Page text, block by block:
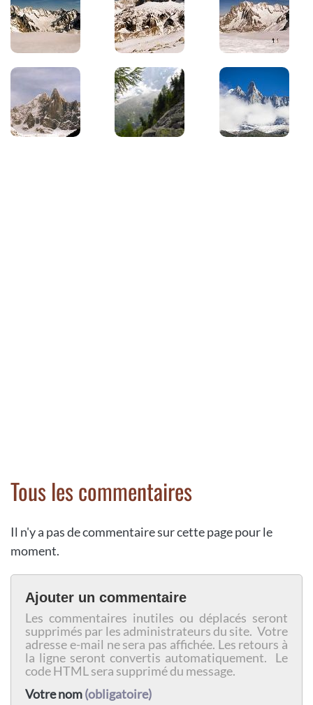
Tous les commentaires
Il n'y a pas de commentaire sur cette page pour le
moment.
Ajouter un commentaire
Les commentaires inutiles ou déplacés seront
supprimés par les administrateurs du site. Votre
adresse e-mail ne sera pas affichée. Les retours à
la ligne seront convertis automatiquement. Le
code HTML sera supprimé du message.
Votre nom(obligatoire)